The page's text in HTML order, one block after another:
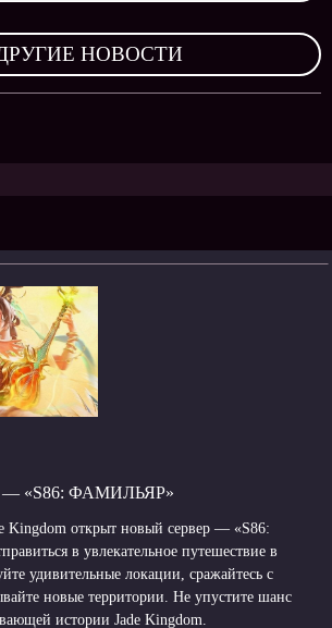
НОВОСТИ
«S86: ФАМИЛЬЯР»
Kingdom открыт новый сервер — «S86:
в увлекательное путешествие в
удивительные локации, сражайтесь с
новые территории. Не упустите шанс
истории Jade Kingdom.